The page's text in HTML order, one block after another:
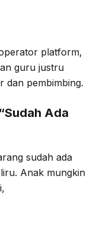
platform,
guru justru
dan pembimbing.
Ada
sudah ada
Anak mungkin